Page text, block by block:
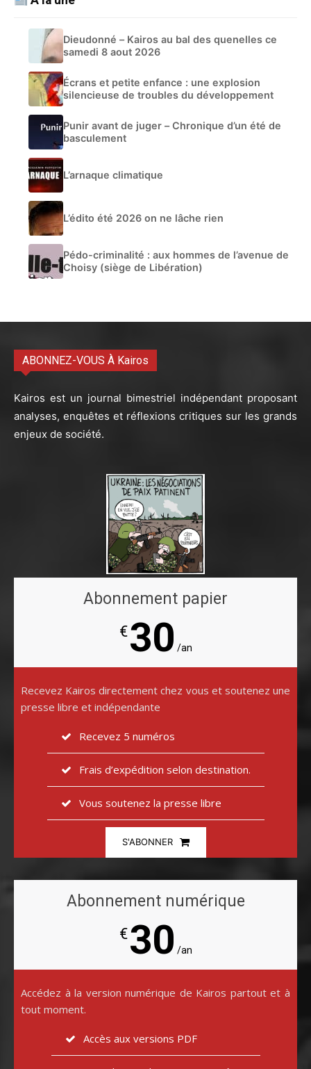
Dieudonné – Kairos au bal des quenelles ce
samedi 8 aout 2026
Écrans et petite enfance : une explosion
silencieuse de troubles du développement
Punir avant de juger – Chronique d’un été de
basculement
L’arnaque climatique
L’édito été 2026 on ne lâche rien
Pédo-criminalité : aux hommes de l’avenue de
Choisy (siège de Libération)
ABONNEZ-VOUS À Kairos
Kairos est un journal bimestriel indépendant proposant
analyses, enquêtes et réflexions critiques sur les grands
enjeux de société.
Abonnement papier
€30 /an
Recevez Kairos directement chez vous et soutenez une
presse libre et indépendante
Recevez 5 numéros
Frais d’expédition selon destination.
Vous soutenez la presse libre
S'ABONNER
Abonnement numérique
€30 /an
Accédez à la version numérique de Kairos partout et à
tout moment.
Accès aux versions PDF